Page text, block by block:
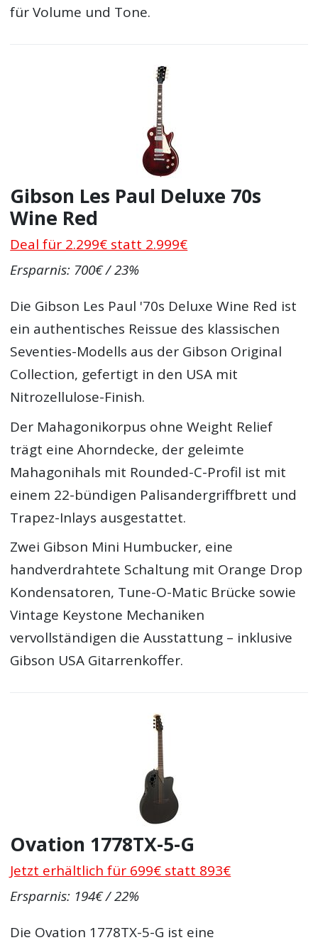
für Volume und Tone.
Gibson Les Paul Deluxe 70s
Wine Red
Deal für 2.299€ statt 2.999€
Ersparnis: 700€ / 23%
Die Gibson Les Paul '70s Deluxe Wine Red ist
ein authentisches Reissue des klassischen
Seventies-Modells aus der Gibson Original
Collection, gefertigt in den USA mit
Nitrozellulose-Finish.
Der Mahagonikorpus ohne Weight Relief
trägt eine Ahorndecke, der geleimte
Mahagonihals mit Rounded-C-Profil ist mit
einem 22-bündigen Palisandergriffbrett und
Trapez-Inlays ausgestattet.
Zwei Gibson Mini Humbucker, eine
handverdrahtete Schaltung mit Orange Drop
Kondensatoren, Tune-O-Matic Brücke sowie
Vintage Keystone Mechaniken
vervollständigen die Ausstattung – inklusive
Gibson USA Gitarrenkoffer.
Ovation 1778TX-5-G
Jetzt erhältlich für 699€ statt 893€
Ersparnis: 194€ / 22%
Die Ovation 1778TX-5-G ist eine